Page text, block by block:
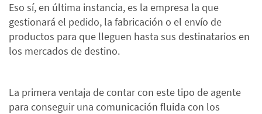
Eso sí, en última instancia, es la empresa la que
gestionará el pedido, la fabricación o el envío de
productos para que lleguen hasta sus destinatarios en
los mercados de destino.
La primera ventaja de contar con este tipo de agente
para conseguir una comunicación fluida con los